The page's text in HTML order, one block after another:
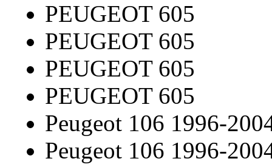
PEUGEOT 605
PEUGEOT 605
PEUGEOT 605
PEUGEOT 605
Peugeot 106 1996-
Peugeot 106 1996-